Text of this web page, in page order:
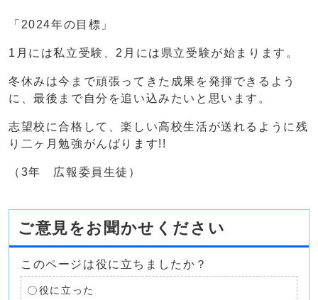
「2024年の目標」
1月には私立受験、2月には県立受験が始まります。
冬休みは今まで頑張ってきた成果を発揮できるよう
に、最後まで自分を追い込みたいと思います。
志望校に合格して、楽しい高校生活が送れるように残
り二ヶ月勉強がんばります!!
（3年 広報委員生徒）
ご意見をお聞かせください
このページは役に立ちましたか？
役に立った